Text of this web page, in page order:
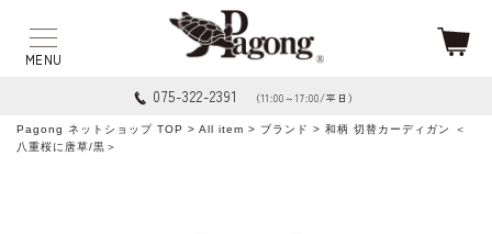
075-322-2391 （11:00～17:00/平日）
Pagong ネットショップ TOP > All item > ブランド > 和柄 切替カーディガン ＜
八重桜に唐草/黒＞